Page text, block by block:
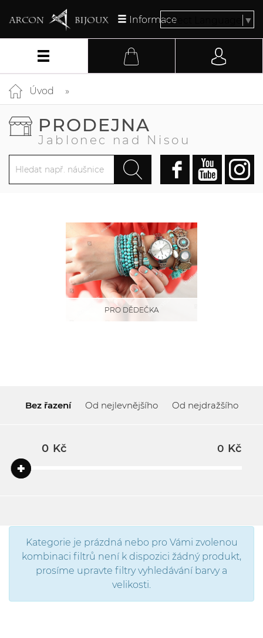
InformaceSelect Language ▼
Úvod
PRODEJNA
Jablonec nad Nisou
PRO DĚDEČKA
Bez řazení Od nejlevnějšího Od nejdražšího
Kč Kč
Kategorie je prázdná nebo pro Vámi zvolenou
kombinaci filtrů není k dispozici žádný produkt,
prosíme upravte filtry vyhledávání barvy a
velikosti.